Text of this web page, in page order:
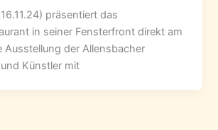
präsentiert das
in seiner Fensterfront direkt am
Ausstellung der Allensbacher
Künstler mit